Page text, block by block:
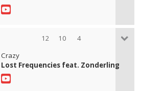
12 10 4
Crazy
Lost Frequencies feat. Zonderling